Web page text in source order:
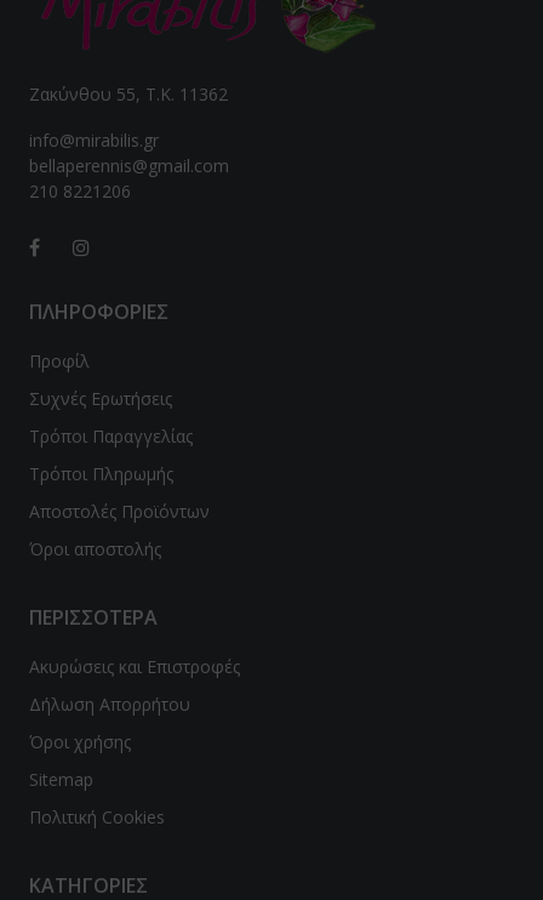
Ζακύνθου 55, Τ.Κ. 11362
info@mirabilis.gr
bellaperennis@gmail.com
210 8221206
ΠΛΗΡΟΦΟΡΙΕΣ
Προφίλ
Συχνές Ερωτήσεις
Τρόποι Παραγγελίας
Τρόποι Πληρωμής
Αποστολές Προϊόντων
Όροι αποστολής
ΠΕΡΙΣΣΟΤΕΡΑ
Ακυρώσεις και Επιστροφές
Δήλωση Απορρήτου
Όροι χρήσης
Sitemap
Πολιτική Cookies
ΚΑΤΗΓΟΡΙΕΣ